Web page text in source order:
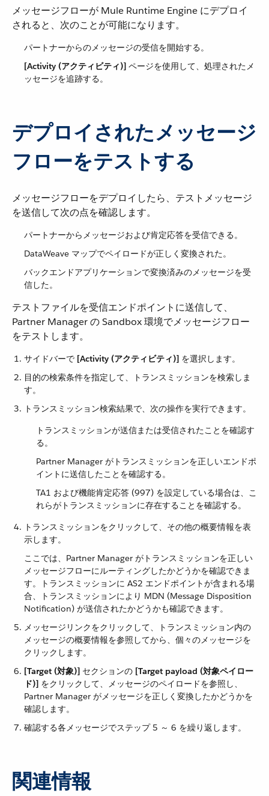
メッセージフローが Mule Runtime Engine にデプロイ
されると、次のことが可能になります。
パートナーからのメッセージの受信を開始する。
[Activity (アクティビティ)] ​ ページを使用して、処理されたメ
ッセージを追跡する。
デプロイされたメッセージ
フローをテストする
メッセージフローをデプロイしたら、テストメッセージ
を送信して次の点を確認します。
パートナーからメッセージおよび肯定応答を受信できる。
DataWeave マップでペイロードが正しく変換された。
バックエンドアプリケーションで変換済みのメッセージを受
信した。
テストファイルを受信エンドポイントに送信して、
Partner Manager の Sandbox 環境でメッセージフロー
をテストします。
サイドバーで ​ [Activity (アクティビティ)] ​ を選択します。
目的の検索条件を指定して、トランスミッションを検索しま
す。
トランスミッション検索結果で、次の操作を実行できます。
トランスミッションが送信または受信されたことを確認す
る。
Partner Manager がトランスミッションを正しいエンドポ
イントに送信したことを確認する。
TA1 および機能肯定応答 (997) を設定している場合は、こ
れらがトランスミッションに存在することを確認する。
トランスミッションをクリックして、その他の概要情報を表
示します。
ここでは、Partner Manager がトランスミッションを正しい
メッセージフローにルーティングしたかどうかを確認できま
す。トランスミッションに AS2 エンドポイントが含まれる場
合、トランスミッションにより MDN (Message Disposition
Notification) が送信されたかどうかも確認できます。
メッセージリンクをクリックして、トランスミッション内の
メッセージの概要情報を参照してから、個々のメッセージを
クリックします。
[Target (対象)] ​ セクションの ​ [Target payload (対象ペイロー
ド)] ​ をクリックして、メッセージのペイロードを参照し、
Partner Manager がメッセージを正しく変換したかどうかを
確認します。
確認する各メッセージでステップ 5 ～ 6 を繰り返します。
関連情報